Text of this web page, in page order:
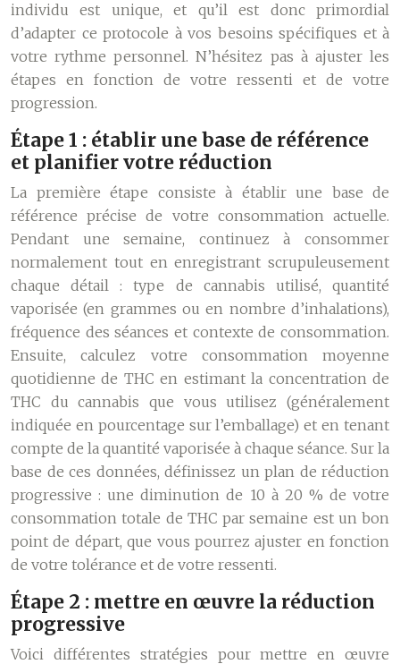
individu est unique, et qu’il est donc primordial
d’adapter ce protocole à vos besoins spécifiques et à
votre rythme personnel. N’hésitez pas à ajuster les
étapes en fonction de votre ressenti et de votre
progression.
Étape 1 : établir une base de référence
et planifier votre réduction
La première étape consiste à établir une base de
référence précise de votre consommation actuelle.
Pendant une semaine, continuez à consommer
normalement tout en enregistrant scrupuleusement
chaque détail : type de cannabis utilisé, quantité
vaporisée (en grammes ou en nombre d’inhalations),
fréquence des séances et contexte de consommation.
Ensuite, calculez votre consommation moyenne
quotidienne de THC en estimant la concentration de
THC du cannabis que vous utilisez (généralement
indiquée en pourcentage sur l’emballage) et en tenant
compte de la quantité vaporisée à chaque séance. Sur la
base de ces données, définissez un plan de réduction
progressive : une diminution de 10 à 20 % de votre
consommation totale de THC par semaine est un bon
point de départ, que vous pourrez ajuster en fonction
de votre tolérance et de votre ressenti.
Étape 2 : mettre en œuvre la réduction
progressive
Voici différentes stratégies pour mettre en œuvre